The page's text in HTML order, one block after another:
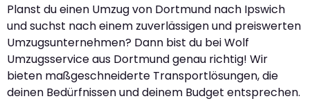
Planst du einen Umzug von Dortmund nach Ipswich
und suchst nach einem zuverlässigen und preiswerten
Umzugsunternehmen? Dann bist du bei Wolf
Umzugsservice aus Dortmund genau richtig! Wir
bieten maßgeschneiderte Transportlösungen, die
deinen Bedürfnissen und deinem Budget entsprechen.